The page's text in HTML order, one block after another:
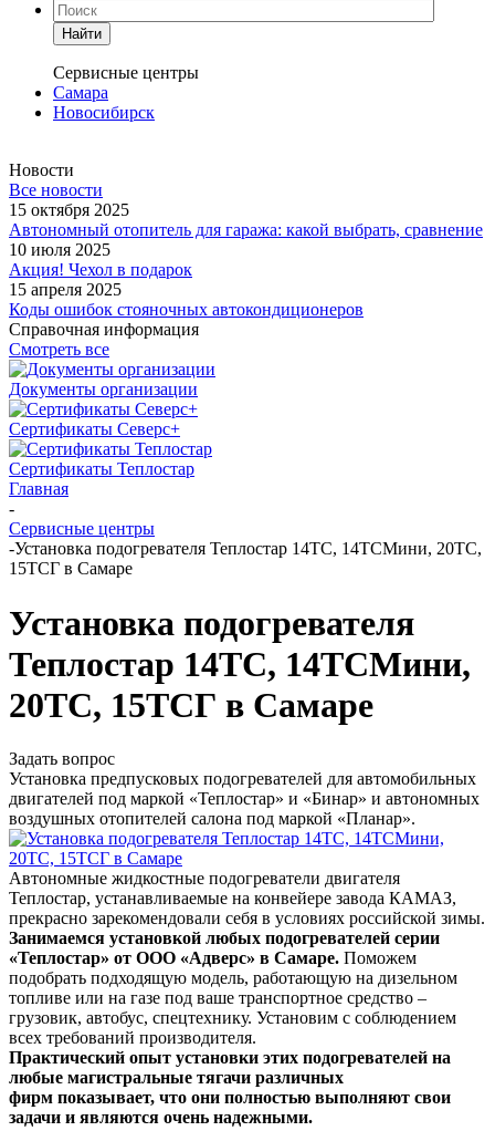
Найти
Сервисные центры
Самара
Новосибирск
Новости
Все новости
15 октября 2025
Автономный отопитель для гаража: какой выбрать, сравнение
10 июля 2025
Акция! Чехол в подарок
15 апреля 2025
Коды ошибок стояночных автокондиционеров
Справочная информация
Смотреть все
Документы организации
Сертификаты Северс+
Сертификаты Теплостар
Главная
-
Сервисные центры
-Установка подогревателя Теплостар 14ТС, 14ТСМини, 20ТС,
15ТСГ в Самаре
Установка подогревателя
Теплостар 14ТС, 14ТСМини,
20ТС, 15ТСГ в Самаре
Задать вопрос
Установка предпусковых подогревателей для автомобильных
двигателей под маркой «Теплостар» и «Бинар» и автономных
воздушных отопителей салона под маркой «Планар».
Автономные жидкостные подогреватели двигателя
Теплостар, устанавливаемые на конвейере завода КАМАЗ,
прекрасно зарекомендовали себя в условиях российской зимы.
Занимаемся установкой любых подогревателей серии
«Теплостар» от ООО «Адверс» в Самаре. Поможем
подобрать подходящую модель, работающую на дизельном
топливе или на газе под ваше транспортное средство –
грузовик, автобус, спецтехнику. Установим с соблюдением
всех требований производителя.
Практический опыт установки этих подогревателей на
любые магистральные тягачи различных
фирм показывает, что они полностью выполняют свои
задачи и являются очень надежными.